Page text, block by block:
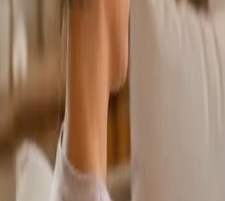
Consulta
cita
Specialist
Consulta Online Flebologia
From